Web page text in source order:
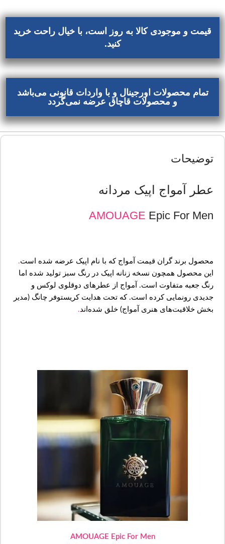
قیمت و موجودی کالا به روز است، با خیال راحت خرید
کنید.
تمام محصولات اورجینال و با واردات قانونی می‌باشد
و محصولات قاچاق عرضه نمی‌گردد
توضیحات
عطر آمواج اپیک مردانه
AMOUAGE Epic For Men
محصول برند گران قیمت آمواج که با نام اپیک عرضه شده است.
این محصول همچون نسخه زنانه اپیک در رنگ سبز تولید شده اما
رنگ جعبه متفاوت است. آمواج از عطرهای دوقلوی لوکس و
جدیدی رونمایی کرده است. که تحت هدایت کریستوفر چانگ (مدیر
بخش خلاقیت‌های هنری آمواج) خلق شده‌اند.
AMOUAGE Epic For Men